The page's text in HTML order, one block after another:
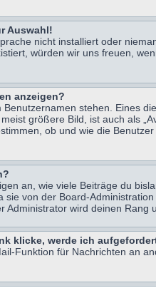
Auswahl!
nicht installiert oder
würden wir uns freuen,
anzeigen?
stehen. Eines
größere Bild, ist auch als
ob und wie die
an, wie viele Beiträge du
von der Board-
wird deinen Rang
klicke, werde ich
Funktion für Nachrichten an